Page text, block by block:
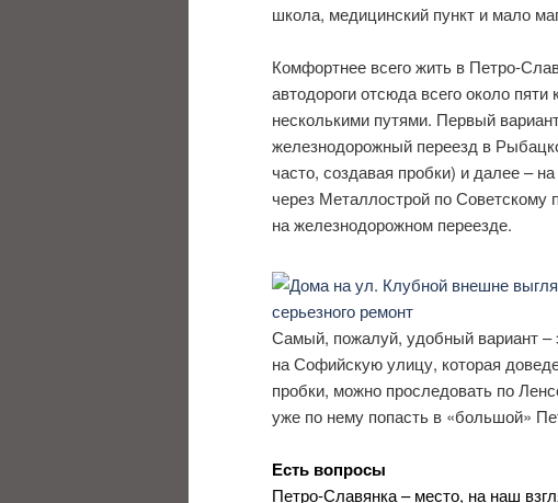
школа, медицинский пункт и мало
Комфортнее всего жить в Петро-
автодороги отсюда всего около
несколькими путями. Первый
железнодорожный переезд в
часто, создавая пробки) и далее –
через Металлострой по Советскому
на железнодорожном переезде.
Самый, пожалуй, удобный вариант –
на Софийскую улицу, которая
пробки, можно проследовать по
уже по нему попасть в «большой»
Есть вопросы
Петро-Славянка – место, на наш